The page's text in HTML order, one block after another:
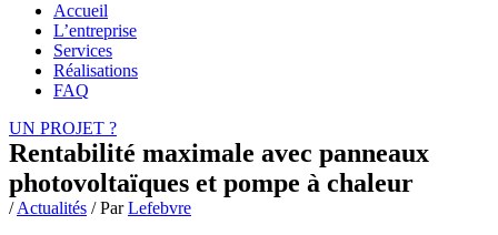
Accueil
L’entreprise
Services
Réalisations
FAQ
UN PROJET ?
Rentabilité maximale avec panneaux
photovoltaïques et pompe à chaleur
/Actualités / ParLefebvre